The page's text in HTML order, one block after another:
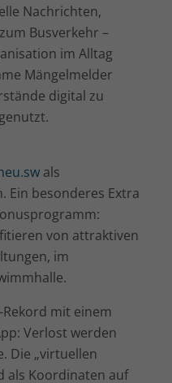
Nachrichten,
Busverkehr –
im Alltag
Mängelmelder
digital zu
als
Ein besonderes Extra
von attraktiven
im
mit einem
Verlost werden
Die „virtuellen
als Koordinaten auf